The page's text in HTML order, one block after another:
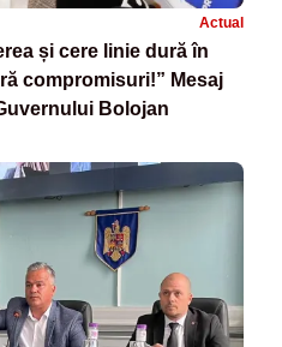
Actual
și cere linie dură în
compromisuri!” Mesaj
Bolojan